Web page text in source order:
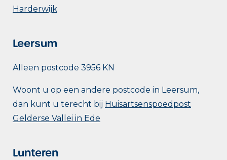
Harderwijk
Leersum
Alleen postcode 3956 KN
Woont u op een andere postcode in Leersum,
dan kunt u terecht bij Huisartsenspoedpost
Gelderse Vallei in Ede
Lunteren